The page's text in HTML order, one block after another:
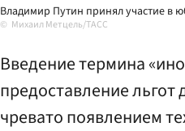
Владимир Путин принял участие в
Михаил Метцель/ТАСС
Введение термина
предоставление
чревато появлением